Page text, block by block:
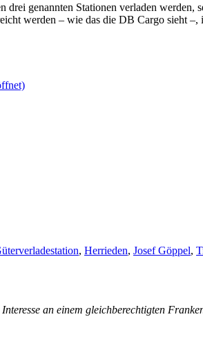
genannten Stationen verladen
werden – wie das die DB Cargo sieht
, Herrieden, Josef Göppel,
an einem gleichberechtigten